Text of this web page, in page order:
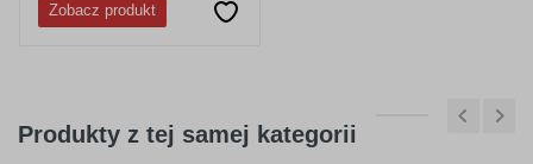
Zobacz produkt
Produkty z tej samej kategorii